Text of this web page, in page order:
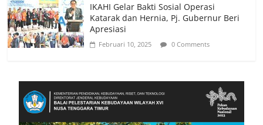
IKAHI Gelar Bakti Sosial Operasi
Katarak dan Hernia, Pj. Gubernur Beri
Apresiasi
Februari 10, 2025 0 Comments